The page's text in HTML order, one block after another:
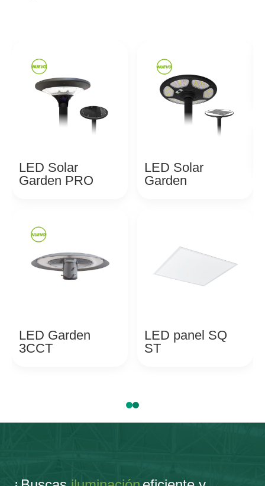
LED Solar
Garden PRO
LED Solar
Garden
LED Garden
3CCT
LED panel SQ
ST